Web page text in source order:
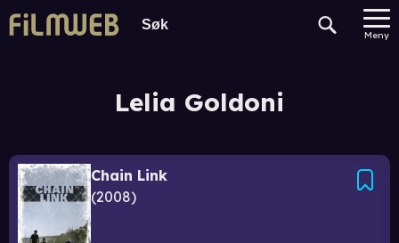
Meny
Lelia Goldoni
Chain Link
2008